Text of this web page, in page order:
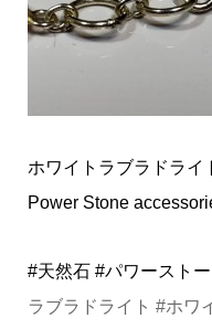
ホワイトラブラドライ
Power Stone
#天然石 #パワースト
ラブラドライト #ホワ